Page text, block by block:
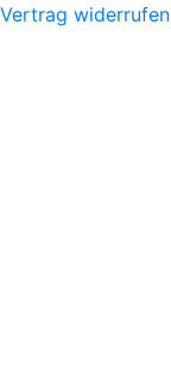
Vertrag widerrufen